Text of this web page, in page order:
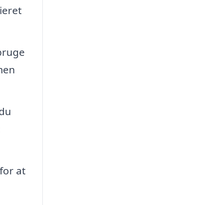
at